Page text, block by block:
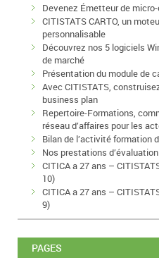
Devenez Émetteur de
CITISTATS CARTO, un
personnalisable
Découvrez nos 5 logiciels
de marché
Présentation du module de
Avec CITISTATS,
business plan
Repertoire-Formations,
réseau d’affaires pour les
Bilan de l’activité formation
Nos prestations
CITICA a 27 ans –
10)
CITICA a 27 ans –
9)
PAGES